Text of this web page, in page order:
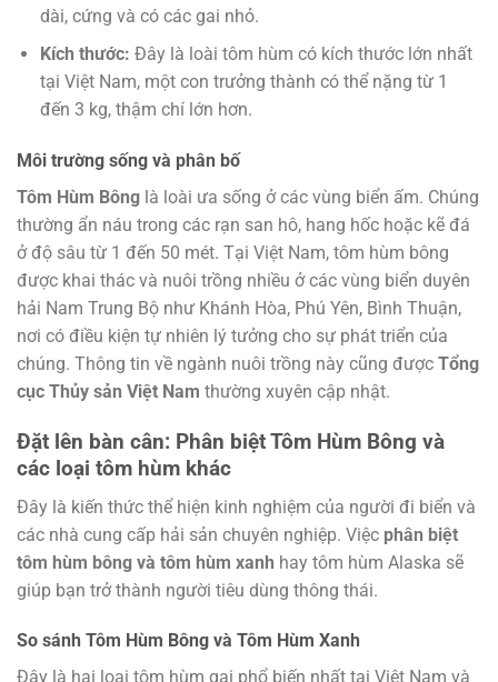
dài, cứng và có các gai nhỏ.
Kích thước: Đây là loài tôm hùm có kích thước lớn nhất
tại Việt Nam, một con trưởng thành có thể nặng từ 1
đến 3 kg, thậm chí lớn hơn.
Môi trường sống và phân bố
Tôm Hùm Bông là loài ưa sống ở các vùng biển ấm. Chúng
thường ẩn náu trong các rạn san hô, hang hốc hoặc kẽ đá
ở độ sâu từ 1 đến 50 mét. Tại Việt Nam, tôm hùm bông
được khai thác và nuôi trồng nhiều ở các vùng biển duyên
hải Nam Trung Bộ như Khánh Hòa, Phú Yên, Bình Thuận,
nơi có điều kiện tự nhiên lý tưởng cho sự phát triển của
chúng. Thông tin về ngành nuôi trồng này cũng được Tổng
cục Thủy sản Việt Nam thường xuyên cập nhật.
Đặt lên bàn cân: Phân biệt Tôm Hùm Bông và
các loại tôm hùm khác
Đây là kiến thức thể hiện kinh nghiệm của người đi biển và
các nhà cung cấp hải sản chuyên nghiệp. Việc phân biệt
tôm hùm bông và tôm hùm xanh hay tôm hùm Alaska sẽ
giúp bạn trở thành người tiêu dùng thông thái.
So sánh Tôm Hùm Bông và Tôm Hùm Xanh
Đây là hai loại tôm hùm gai phổ biến nhất tại Việt Nam và